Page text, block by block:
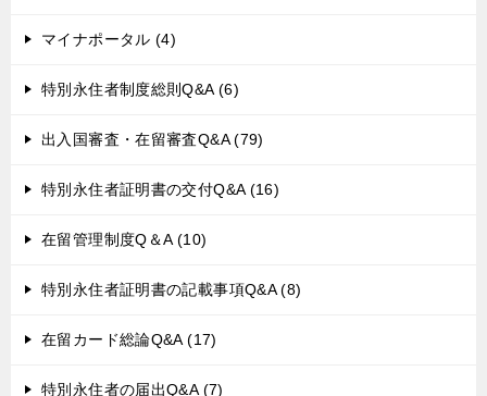
マイナポータル (4)
特別永住者制度総則Q&A (6)
出入国審査・在留審査Q&A (79)
特別永住者証明書の交付Q&A (16)
在留管理制度Q＆A (10)
特別永住者証明書の記載事項Q&A (8)
在留カード総論Q&A (17)
特別永住者の届出Q&A (7)